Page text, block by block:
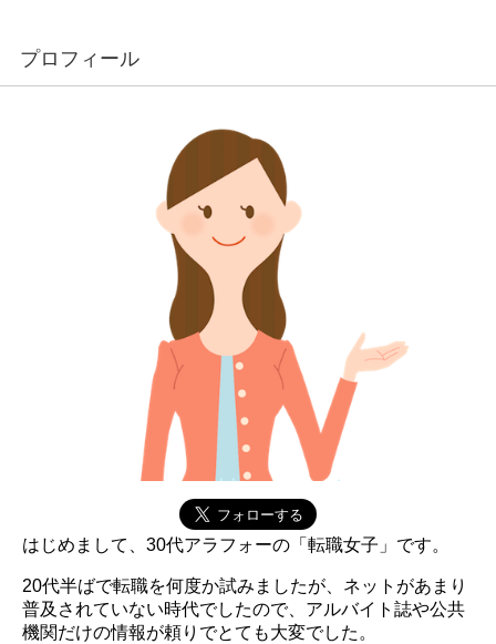
プロフィール
はじめまして、30代アラフォーの「転職女子」です。
20代半ばで転職を何度か試みましたが、ネットがあまり
普及されていない時代でしたので、アルバイト誌や公共
機関だけの情報が頼りでとても大変でした。